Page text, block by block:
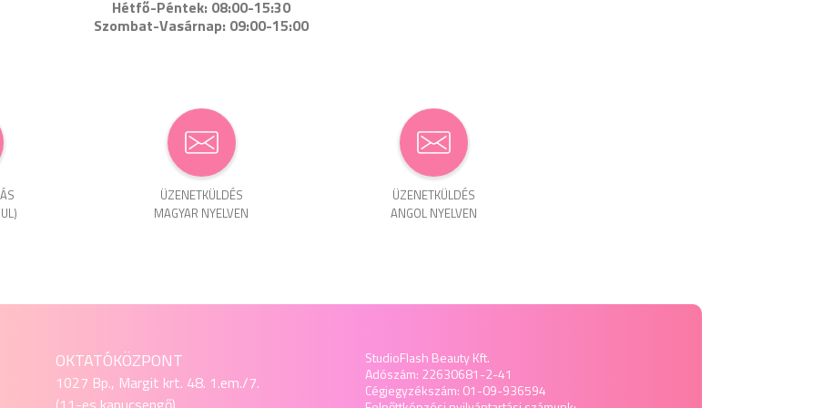
Hétfő-Péntek: 08:00-15:30
Szombat-Vasárnap: 09:00-15:00
ÜZENET­KÜLDÉS
MAGYAR NYELVEN
ÜZENET­KÜLDÉS
ANGOL NYELVEN
OKTATÓKÖZPONT
1027 Bp., Margit krt. 48. 1.em./7.
StudioFlash Beauty Kft.
Adószám: 22630681-2-41
Cégjegyzékszám: 01-09-936594